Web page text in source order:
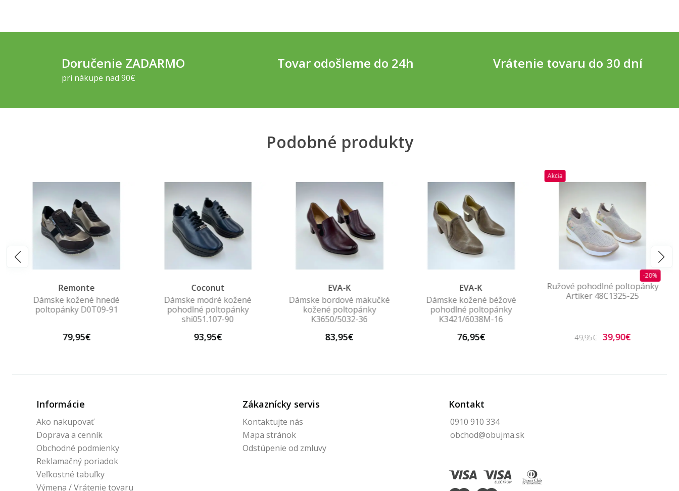
Doručenie ZADARMO
pri nákupe nad 90€
Tovar odošleme do 24h Vrátenie tovaru do 30 dní
Podobné produkty
Remonte
Dámske kožené hnedé
poltopánky D0T09-91
79,95€
Coconut
Dámske modré kožené
pohodlné poltopánky
shi051.107-90
93,95€
EVA-K
Dámske bordové mäkučké
kožené poltopánky
K3650/5032-36
83,95€
EVA-K
Dámske kožené béžové
pohodlné poltopánky
K3421/6038M-16
76,95€
Akcia
-20%
Ružové pohodlné poltopánky
Artiker 48C1325-25
49,95€ 39,90€
Informácie
Ako nakupovať
Doprava a cenník
Obchodné podmienky
Reklamačný poriadok
Veľkostné tabuľky
Výmena / Vrátenie tovaru
Zákaznícky servis
Kontaktujte nás
Mapa stránok
Odstúpenie od zmluvy
Kontakt
0910 910 334
obchod@obujma.sk